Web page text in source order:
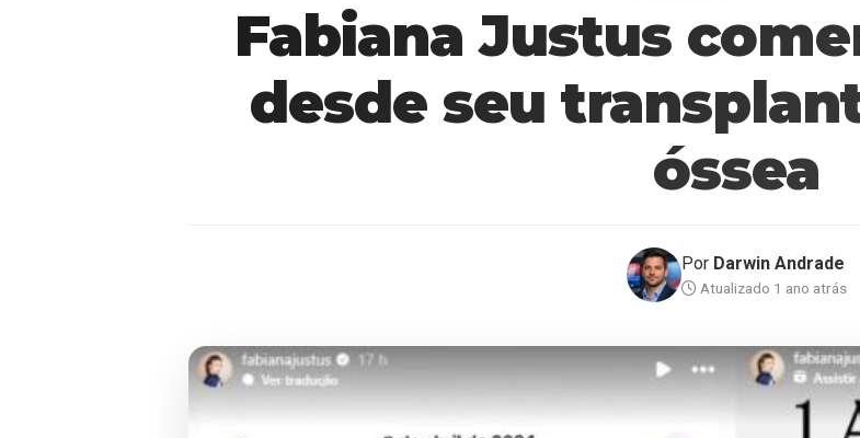
Fabiana Justus
desde seu
óssea
Por Darwin Andrade
Atualizado 1 ano atrás